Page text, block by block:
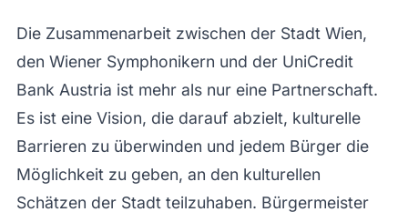
Die Zusammenarbeit zwischen der Stadt Wien,
den Wiener Symphonikern und der UniCredit
Bank Austria ist mehr als nur eine Partnerschaft.
Es ist eine Vision, die darauf abzielt, kulturelle
Barrieren zu überwinden und jedem Bürger die
Möglichkeit zu geben, an den kulturellen
Schätzen der Stadt teilzuhaben. Bürgermeister